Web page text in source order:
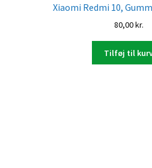
Xiaomi Redmi 10,
80,00kr.
Tilføj til